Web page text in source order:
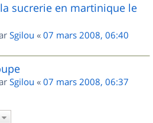
sucrerie en martinique le
Sgilou « 07 mars 2008, 06:40
Sgilou « 07 mars 2008, 06:37